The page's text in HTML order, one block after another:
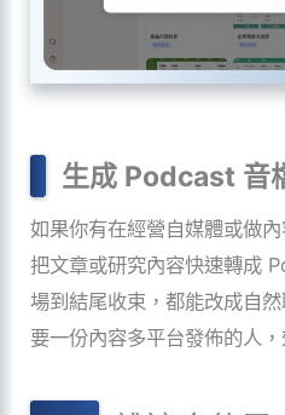
生成 Podcast 音
如果你有在經營自媒體或做
把文章或研究內容快速轉成
場到結尾收束，都能改成自
要一份內容多平台發佈的人，